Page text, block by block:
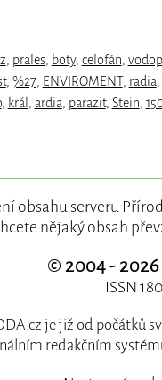
prales boty, celofán
, %27, ENVIROMENT, radia
, král ardia parazit, Stein
obsahu serveru
nějaký obsah
© 2004 - 2026
ISSN
je již od počátků
redakčním